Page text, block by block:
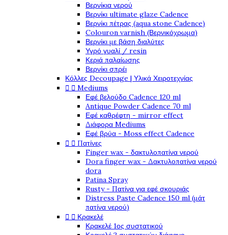
Βερνίκια νερού
Βερνίκι ultimate glaze Cadence
Βερνίκι πέτρας (aqua stone Cadence)
Colouron varnish (Βερνικόχρωμα)
Βερνίκι με βάση διαλύτες
Υγρό γυαλί / resin
Κεριά παλαίωσης
Βερνίκι σπρέι
Κόλλες Decoupage | Υλικά Χειροτεχνίας
  Mediums
Εφέ βελούδο Cadence 120 ml
Antique Powder Cadence 70 ml
Εφέ καθρέφτη - mirror effect
Διάφορα Mediums
Εφέ βρύα - Moss effect Cadence
  Πατίνες
Finger wax - δακτυλοπατίνα νερού
Dora finger wax - Δακτυλοπατίνα νερού
dora
Patina Spray
Rusty - Πατίνα για εφέ σκουριάς
Distress Paste Cadence 150 ml (μάτ
πατίνα νερού)
  Κρακελέ
Κρακελέ 1ος συστατικού